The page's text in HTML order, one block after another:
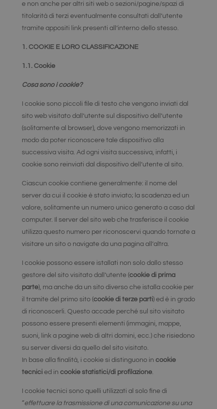
e non anche per altri siti web o sezioni/pagine/spazi di
titolarità di terzi eventualmente consultati dall’utente
tramite appositi link presenti all’interno dello stesso.
1. COOKIE E LORO CLASSIFICAZIONE
1.1. Cookie
Cosa sono i cookie?
I cookie sono piccoli file di testo che vengono inviati dal
sito web visitato dall’utente sul dispositivo dell’utente
(solitamente al browser), dove vengono memorizzati in
modo da poter riconoscere tale dispositivo alla
successiva visita. Ad ogni visita successiva, infatti, i
cookie sono reinviati dal dispositivo dell’utente al sito.
Ciascun cookie contiene generalmente: il nome del
server da cui il cookie è stato inviato; la scadenza ed un
valore, solitamente un numero unico generato a caso dal
computer. Il server del sito web che trasferisce il cookie
utilizza questo numero per riconoscervi quando tornate a
visitare un sito o navigate da una pagina all’altra.
I cookie possono essere istallati non solo dallo stesso
gestore del sito visitato dall’utente (cookie di prima
parte), ma anche da un sito diverso che istalla cookie per
il tramite del primo sito (cookie di terze parti) ed è in grado
di riconoscerli. Questo accade perché sul sito visitato
possono essere presenti elementi (immagini, mappe,
suoni, link a pagine web di altri domini, ecc.) che risiedono
su server diversi da quello del sito visitato.
In base alla finalità, i cookie si distinguono in cookie
tecnicied in cookie statistici/di profilazione.
I cookie tecnici sono quelli utilizzati al solo fine di
“effettuare la trasmissione di una comunicazione su una